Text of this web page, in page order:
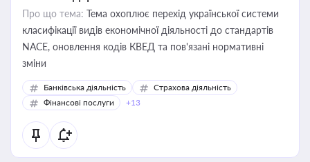
Про що тема: Тема охоплює перехід української системи
класифікації видів економічної діяльності до стандартів
NACE, оновлення кодів КВЕД та пов'язані нормативні
зміни
Банківська діяльність
Страхова діяльність
Фінансові послуги
+13